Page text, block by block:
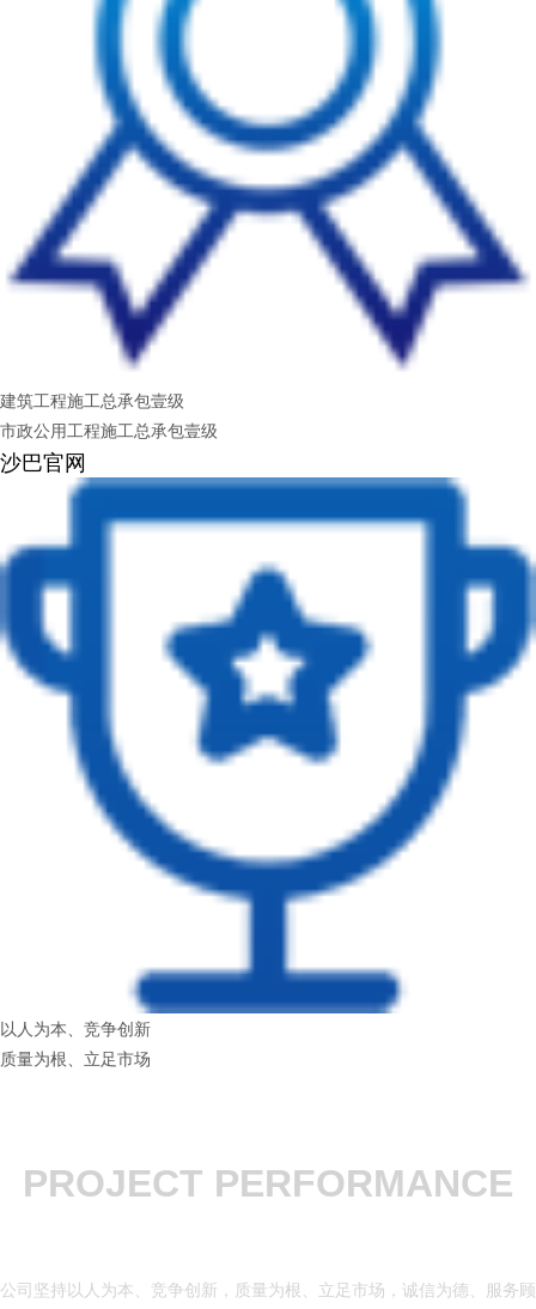
建筑工程施工总承包壹级
市政公用工程施工总承包壹级
沙巴官网
以人为本、竞争创新
质量为根、立足市场
PROJECT PERFORMANCE
公司坚持以人为本、竞争创新，质量为根、立足市场，诚信为德、服务顾